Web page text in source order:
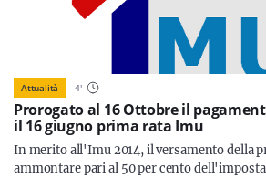
Attualità 4'
Prorogato al 16 Ottobre il
il 16 giugno prima rata Imu
In merito all'Imu 2014, il versamento della
ammontare pari al 50 per cento